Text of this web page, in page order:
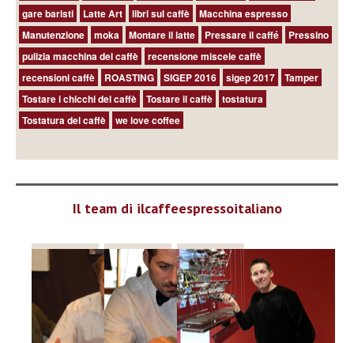
gare baristi
Latte Art libri sul caffè
Macchina espresso
Manutenzione
moka Montare il latte Pressare il caffé
Pressino
pulizia macchina del caffè
recensione miscele caffè
recensioni caffè
ROASTING SIGEP 2016 sigep 2017
Tamper
Tostare i chicchi del caffè
Tostare il caffè
tostatura
Tostatura del caffè
we love coffee
Il team di ilcaffeespressoitaliano